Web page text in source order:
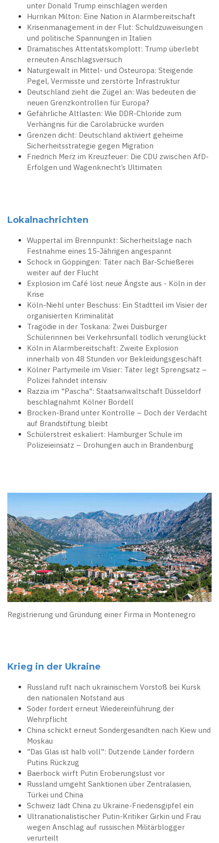
unter Donald Trump einschlagen werden
Hurrikan Milton: Eine Nation in Alarmbereitschaft
Krisenmanagement in der Flut: Schuldzuweisungen
und politische Spannungen in Italien
Dramatisches Attentatskomplott: Trump überlebt
erneuten Anschlagsversuch
Naturgewalt in Mittel- und Osteuropa: Steigende
Pegel, Vermisste und zerstörte Infrastruktur
Deutschland zieht die Zügel an: Was bedeuten die
neuen Grenzkontrollen für Europa?
Gefährliche Altlasten: Wie DDR-Chloride zum
Verhängnis für die Carolabrücke wurden
Grenzen dicht: Deutschland aktiviert geheime
Sicherheitsstrategie gegen Migration
Friedrich Merz im Kreuzfeuer: Die CDU zwischen AfD-
Erfolgen und Wagenknecht’s Ultimaten
Lokalnachrichten
Wuppertal im Brennpunkt: Sicherheitslage nach
Festnahme eines 15-Jährigen angespannt
Schock in Göppingen: Täter nach Bar-Schießerei
weiter auf der Flucht
Explosion im Café löst neue Ängste aus - Köln in der
Krise
Köln-Niehl unter Beschuss: Ein Stadtteil im Visier der
organisierten Kriminalität
Tragödie in der Toskana: Zwei Duisburger
Schülerinnen bei Verkehrsunfall tödlich verunglückt
Köln in Alarmbereitschaft: Zweite Explosion
innerhalb von 48 Stunden vor Bekleidungsgeschäft
Kölner Partymeile im Visier: Täter legt Sprengsatz –
Polizei fahndet intensiv
Razzia im "Pascha": Staatsanwaltschaft Düsseldorf
beschlagnahmt Kölner Bordell
Brocken-Brand unter Kontrolle – Doch der Verdacht
auf Brandstiftung bleibt
Schülerstreit eskaliert: Hamburger Schule im
Polizeieinsatz – Drohungen auch in Brandenburg
Registrierung und Gründung einer Firma in Montenegro
Krieg in der Ukraine
Russland ruft nach ukrainischem Vorstoß bei Kursk
den nationalen Notstand aus
Söder fordert erneut Wiedereinführung der
Wehrpflicht
China schickt erneut Sondergesandten nach Kiew und
Moskau
"Das Glas ist halb voll": Dutzende Länder fordern
Putins Rückzug
Baerbock wirft Putin Eroberungslust vor
Russland umgeht Sanktionen über Zentralasien,
Türkei und China
Schweiz lädt China zu Ukraine-Friedensgipfel ein
Ultranationalistischer Putin-Kritiker Girkin und Frau
wegen Anschlag auf russischen Militärblogger
verurteilt